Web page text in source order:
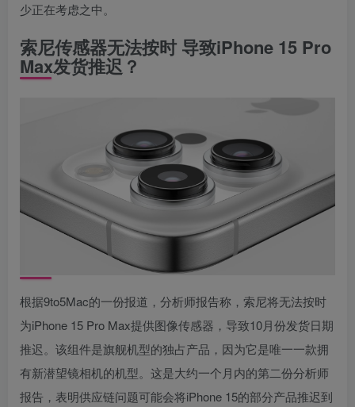
少正在考虑之中。
索尼传感器无法按时 导致iPhone 15 Pro
Max发货推迟？
根据9to5Mac的一份报道，分析师报告称，索尼将无法按时
为iPhone 15 Pro Max提供图像传感器，导致10月份发货日期
推迟。该组件是旗舰机型的独占产品，因为它是唯一一款拥
有新潜望镜相机的机型。这是大约一个月内的第二份分析师
报告，表明供应链问题可能会将iPhone 15的部分产品推迟到